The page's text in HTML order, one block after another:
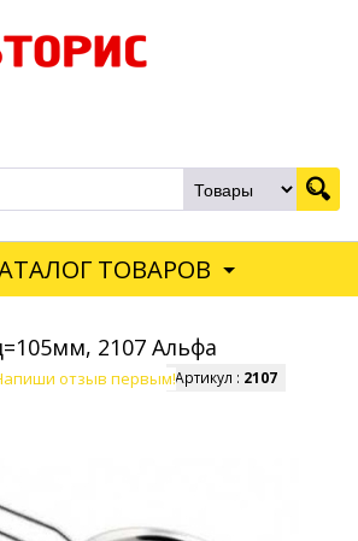
ТОВАРОВ
2107 Альфа
отзыв первым!Артикул : 2107